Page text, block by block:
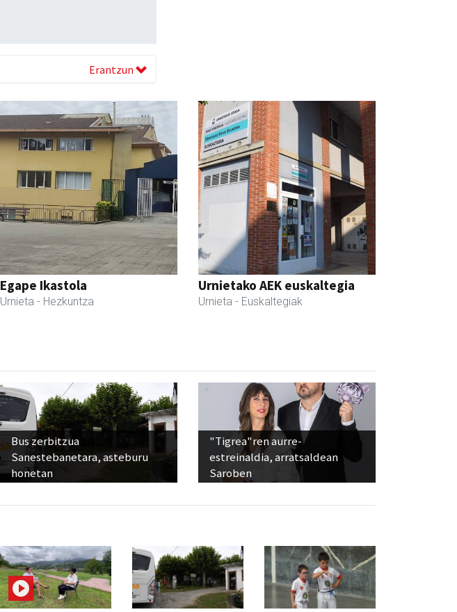
Erantzun
Egape Ikastola
Urnieta - Hezkuntza
Urnietako AEK euskaltegia
Urnieta - Euskaltegiak
Bus zerbitzua
Sanestebanetara, asteburu
honetan
"Tigrea"ren aurre-
estreinaldia, arratsaldean
Saroben